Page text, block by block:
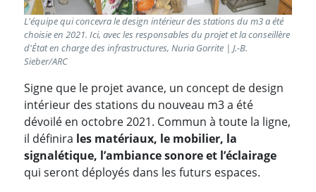
L'équipe qui concevra le design intérieur des stations du m3 a été
choisie en 2021. Ici, avec les responsables du projet et la conseillère
d'État en charge des infrastructures, Nuria Gorrite | J.-B.
Sieber/ARC
Signe que le projet avance, un concept de design
intérieur des stations du nouveau m3 a été
dévoilé en octobre 2021. Commun à toute la ligne,
il définira les matériaux, le mobilier, la
signalétique, l’ambiance sonore et l’éclairage
qui seront déployés dans les futurs espaces.